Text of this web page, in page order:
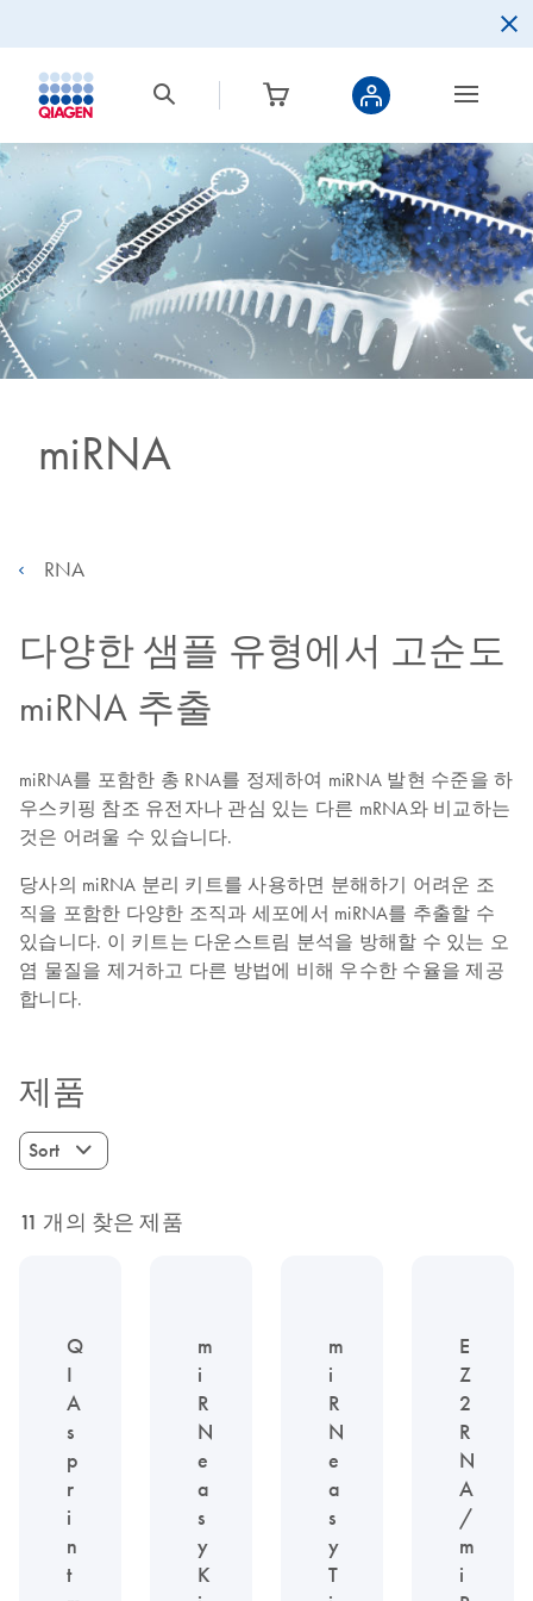
miRNA
RNA
다양한 샘플 유형에서 고순도
miRNA 추출
miRNA를 포함한 총 RNA를 정제하여 miRNA 발현 수준을 하
우스키핑 참조 유전자나 관심 있는 다른 mRNA와 비교하는
것은 어려울 수 있습니다.
당사의 miRNA 분리 키트를 사용하면 분해하기 어려운 조
직을 포함한 다양한 조직과 세포에서 miRNA를 추출할 수
있습니다. 이 키트는 다운스트림 분석을 방해할 수 있는 오
염 물질을 제거하고 다른 방법에 비해 우수한 수율을 제공
합니다.
제품
Sort
11 개의 찾은 제품
Q
I
A
s
p
r
i
n
t
m
i
R
N
e
a
s
y
K
m
i
R
N
e
a
s
y
T
E
Z
2
R
N
A
/
m
i